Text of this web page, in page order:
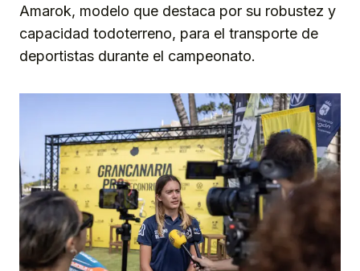
Amarok, modelo que destaca por su robustez y
capacidad todoterreno, para el transporte de
deportistas durante el campeonato.